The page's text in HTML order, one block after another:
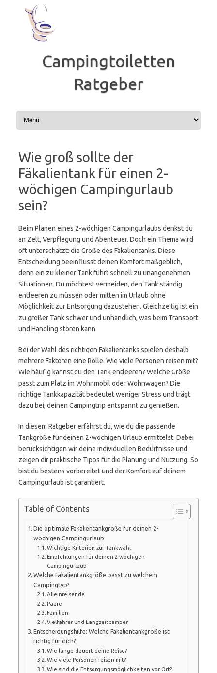
Inhalt
springen
Campingtoiletten
Ratgeber
Wie groß sollte der
Fäkalientank für einen 2-
wöchigen Campingurlaub
sein?
Beim Planen eines 2-wöchigen Campingurlaubs denkst du
an Zelt, Verpflegung und Abenteuer. Doch ein Thema wird
oft unterschätzt: die Größe des Fäkalientanks. Diese
Entscheidung beeinflusst deinen Komfort maßgeblich,
denn ein zu kleiner Tank führt schnell zu unangenehmen
Situationen. Du möchtest vermeiden, den Tank ständig
entleeren zu müssen oder mitten im Urlaub ohne
Möglichkeit zur Entsorgung dazustehen. Gleichzeitig ist ein
zu großer Tank schwer und unhandlich, was beim Transport
und Handling stören kann.
Bei der Wahl des richtigen Fäkalientanks spielen deshalb
mehrere Faktoren eine Rolle. Wie viele Personen reisen mit?
Wie häufig kannst du den Tank entleeren? Welche Größe
passt zum Platz im Wohnmobil oder Wohnwagen? Die
richtige Tankkapazität bedeutet weniger Stress und trägt
dazu bei, deinen Campingtrip entspannt zu genießen.
In diesem Ratgeber erfährst du, wie du die passende
Tankgröße für deinen 2-wöchigen Urlaub ermittelst. Dabei
berücksichtigen wir deine individuellen Bedürfnisse und
zeigen dir praktische Tipps für die Planung und Nutzung. So
bist du bestens vorbereitet und der Komfort auf deinem
Campingurlaub ist garantiert.
Table of Contents
Die optimale Fäkalientankgröße für deinen 2-
wöchigen Campingurlaub
Wichtige Kriterien zur Tankwahl
Empfehlungen für deinen 2-wöchigen
Campingurlaub
Welche Fäkalientankgröße passt zu welchem
Campingtyp?
Alleinreisende
Paare
Familien
Vielfahrer und Langzeitcamper
Entscheidungshilfe: Welche Fäkalientankgröße ist
richtig für dich?
Wie lange dauert deine Reise?
Wie viele Personen reisen mit?
Wie sind die Entsorgungsmöglichkeiten vor Ort?